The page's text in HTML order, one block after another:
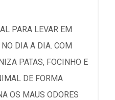
PARA LEVAR EM
DIA A DIA. COM
PATAS, FOCINHO E
DE FORMA
OS MAUS ODORES